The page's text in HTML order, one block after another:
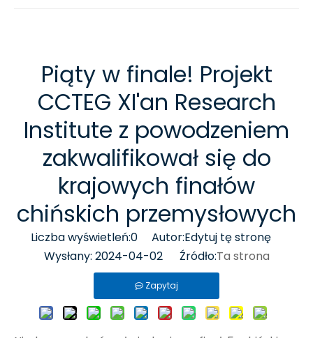
Piąty w finale! Projekt
CCTEG XI'an Research
Institute z powodzeniem
zakwalifikował się do
krajowych finałów
chińskich przemysłowych
Liczba wyświetleń:0 Autor:Edytuj tę stronę
Wysłany: 2024-04-02 Źródło:Ta strona
Zapytaj